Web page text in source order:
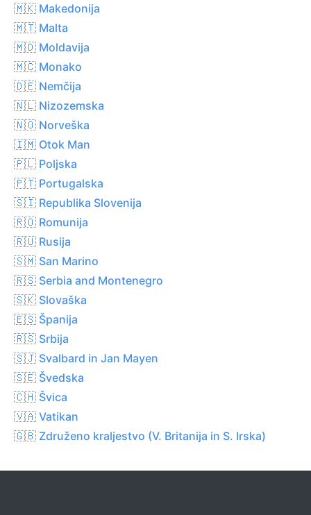
🇲🇰 Makedonija
🇲🇹 Malta
🇲🇩 Moldavija
🇲🇨 Monako
🇩🇪 Nemčija
🇳🇱 Nizozemska
🇳🇴 Norveška
🇮🇲 Otok Man
🇵🇱 Poljska
🇵🇹 Portugalska
🇸🇮 Republika Slovenija
🇷🇴 Romunija
🇷🇺 Rusija
🇸🇲 San Marino
🇷🇸 Serbia and Montenegro
🇸🇰 Slovaška
🇪🇸 Španija
🇷🇸 Srbija
🇸🇯 Svalbard in Jan Mayen
🇸🇪 Švedska
🇨🇭 Švica
🇻🇦 Vatikan
🇬🇧 Združeno kraljestvo (V. Britanija in S. Irska)